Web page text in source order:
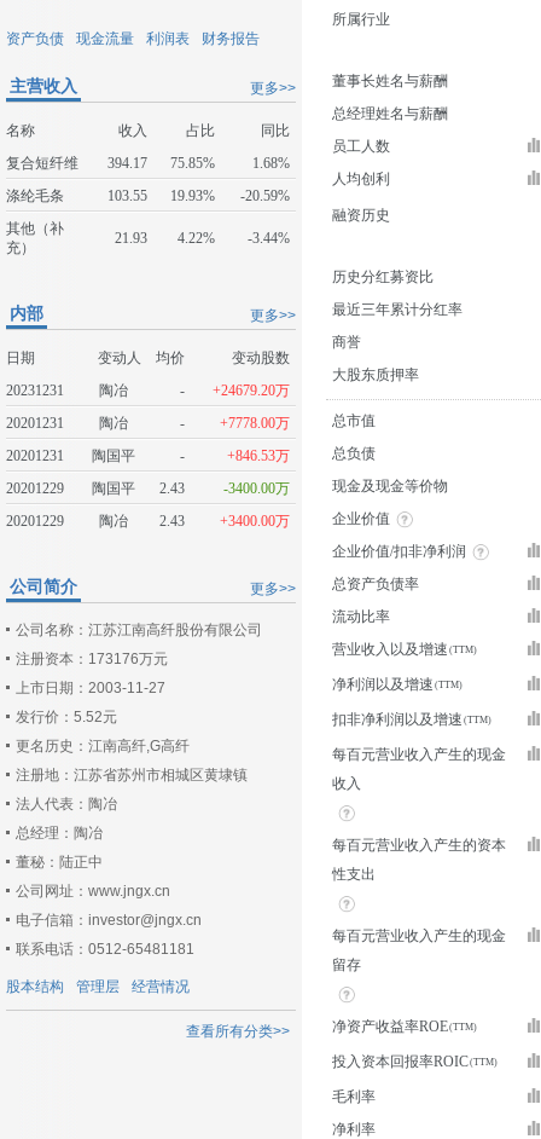
资产负债 现金流量 利润表 财务报告
更多>>
主营收入
名称 收入 占比
同比
复合短纤维
394.17 75.85%
1.68%
涤纶毛条
103.55 19.93%
-20.59%
其他（补
充）
21.93 4.22% -3.44%
更多>>
内部
日期 变动人 均价
变动股数
20231231
陶冶 -
+24679.20万
20201231
陶冶 -
+7778.00万
20201231
陶国平 -
+846.53万
20201229
陶国平 2.43
-3400.00万
20201229
陶冶 2.43 +3400.00万
更多>>
公司简介
公司名称：江苏江南高纤股份有限公司
注册资本：173176万元
上市日期：2003-11-27
发行价：5.52元
更名历史：江南高纤,G高纤
注册地：江苏省苏州市相城区黄埭镇
法人代表：陶冶
总经理：陶冶
董秘：陆正中
公司网址：www.jngx.cn
电子信箱：investor@jngx.cn
联系电话：0512-65481181
股本结构 管理层 经营情况
查看所有分类>>
所属行业
董事长姓名与薪酬
总经理姓名与薪酬
员工人数
人均创利
融资历史
历史分红募资比
最近三年累计分红率
商誉
大股东质押率
总市值
总负债
现金及现金等价物
企业价值
企业价值/扣非净利润
总资产负债率
流动比率
营业收入以及增速
净利润以及增速
扣非净利润以及增速
每百元营业收入产生的现金
收入
每百元营业收入产生的资本
性支出
每百元营业收入产生的现金
留存
净资产收益率ROE
投入资本回报率ROIC
毛利率
净利率